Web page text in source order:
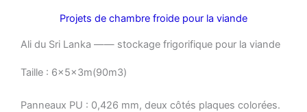
Projets de chambre froide pour la viande
Ali du Sri Lanka —— stockage frigorifique pour la viande
Taille : 6x5x3m(90m3)
Panneaux PU : 0,426 mm, deux côtés plaques colorées.